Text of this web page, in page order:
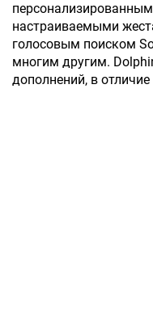
настраиваемыми
голосовым поиском
многим другим.
дополнений, в